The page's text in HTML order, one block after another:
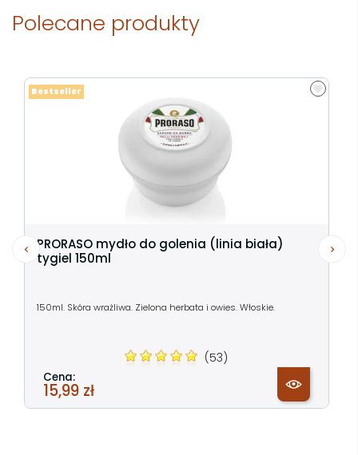
Polecane produkty
PRORASO mydło do golenia (linia biała)
tygiel 150ml
150ml. Skóra wrażliwa. Zielona herbata i owies. Włoskie.
(53)
Cena:
15,99 zł
Bestseller